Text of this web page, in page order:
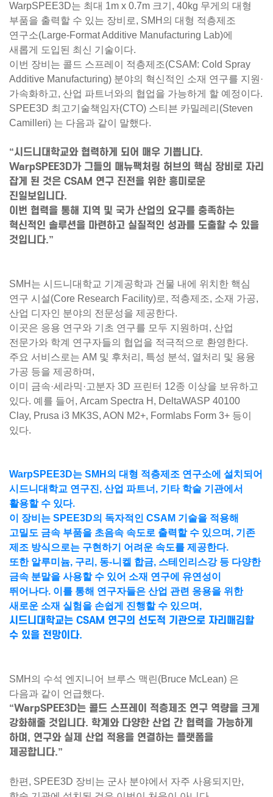
WarpSPEE3D는 최대 1m x 0.7m 크기, 40kg 무게의 대형
부품을 출력할 수 있는 장비로, SMH의 대형 적층제조
연구소(Large-Format Additive Manufacturing Lab)에
새롭게 도입된 최신 기술이다.
이번 장비는 콜드 스프레이 적층제조(CSAM: Cold Spray
Additive Manufacturing) 분야의 혁신적인 소재 연구를 지원·
가속화하고, 산업 파트너와의 협업을 가능하게 할 예정이다.
SPEE3D 최고기술책임자(CTO) 스티븐 카밀레리(Steven
Camilleri) 는 다음과 같이 말했다.
“시드니대학교와 협력하게 되어 매우 기쁩니다.
WarpSPEE3D가 그들의 매뉴팩처링 허브의 핵심 장비로 자리
잡게 된 것은 CSAM 연구 진전을 위한 흥미로운
진일보입니다.
이번 협력을 통해 지역 및 국가 산업의 요구를 충족하는
혁신적인 솔루션을 마련하고 실질적인 성과를 도출할 수 있을
것입니다.”
SMH는 시드니대학교 기계공학과 건물 내에 위치한 핵심
연구 시설(Core Research Facility)로, 적층제조, 소재 가공,
산업 디자인 분야의 전문성을 제공한다.
이곳은 응용 연구와 기초 연구를 모두 지원하며, 산업
전문가와 학계 연구자들의 협업을 적극적으로 환영한다.
주요 서비스로는 AM 및 후처리, 특성 분석, 열처리 및 용융
가공 등을 제공하며,
이미 금속·세라믹·고분자 3D 프린터 12종 이상을 보유하고
있다. 예를 들어, Arcam Spectra H, DeltaWASP 40100
Clay, Prusa i3 MK3S, AON M2+, Formlabs Form 3+ 등이
있다.
WarpSPEE3D는 SMH의 대형 적층제조 연구소에 설치되어
시드니대학교 연구진, 산업 파트너, 기타 학술 기관에서
활용할 수 있다.
이 장비는 SPEE3D의 독자적인 CSAM 기술을 적용해
고밀도 금속 부품을 초음속 속도로 출력할 수 있으며, 기존
제조 방식으로는 구현하기 어려운 속도를 제공한다.
또한 알루미늄, 구리, 동-니켈 합금, 스테인리스강 등 다양한
금속 분말을 사용할 수 있어 소재 연구에 유연성이
뛰어나다. 이를 통해 연구자들은 산업 관련 응용을 위한
새로운 소재 실험을 손쉽게 진행할 수 있으며,
시드니대학교는 CSAM 연구의 선도적 기관으로 자리매김할
수 있을 전망이다.
SMH의 수석 엔지니어 브루스 맥린(Bruce McLean) 은
다음과 같이 언급했다.
“WarpSPEE3D는 콜드 스프레이 적층제조 연구 역량을 크게
강화해줄 것입니다. 학계와 다양한 산업 간 협력을 가능하게
하며, 연구와 실제 산업 적용을 연결하는 플랫폼을
제공합니다.”
한편, SPEE3D 장비는 군사 분야에서 자주 사용되지만,